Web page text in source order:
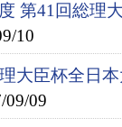
第41回総理
10
大臣杯全日
09/09